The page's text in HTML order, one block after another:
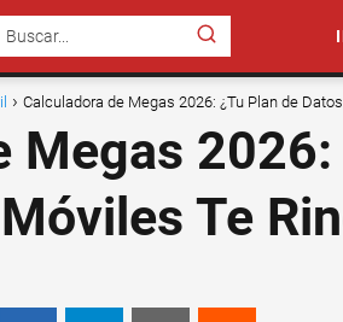
Calculadora de Megas 2026: ¿Tu Plan de
Megas 2026:
Te